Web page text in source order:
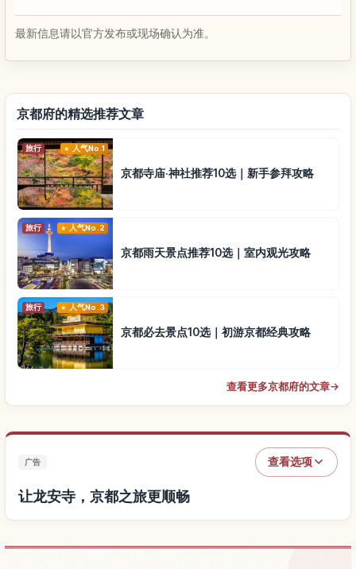
最新信息请以官方发布或现场确认为准。
京都府的精选推荐文章
旅行 人气No.1
京都寺庙·神社推荐10选｜新手参拜攻略
旅行 人气No.2
京都雨天景点推荐10选｜室内观光攻略
旅行 人气No.3
京都必去景点10选｜初游京都经典攻略
查看更多京都府的文章→
广告 查看选项
让龙安寺，京都之旅更顺畅